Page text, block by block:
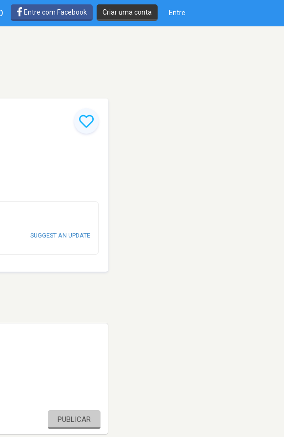
Entre com Facebook Criar uma conta Entre
SUGGEST AN UPDATE
PUBLICAR